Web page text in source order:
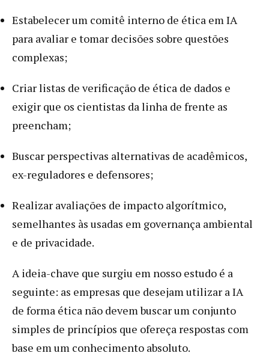
Estabelecer um comitê interno de ética em IA
para avaliar e tomar decisões sobre questões
complexas;
Criar listas de verificação de ética de dados e
exigir que os cientistas da linha de frente as
preencham;
Buscar perspectivas alternativas de acadêmicos,
ex-reguladores e defensores;
Realizar avaliações de impacto algorítmico,
semelhantes às usadas em governança ambiental
e de privacidade.
A ideia-chave que surgiu em nosso estudo é a
seguinte: as empresas que desejam utilizar a IA
de forma ética não devem buscar um conjunto
simples de princípios que ofereça respostas com
base em um conhecimento absoluto.